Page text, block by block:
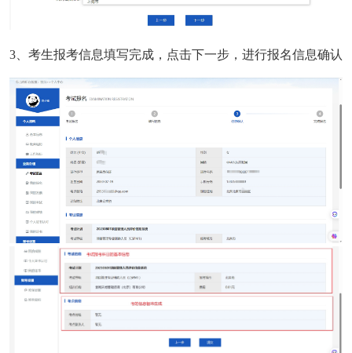
3、考生报考信息填写完成，点击下一步，进行报名信息确认